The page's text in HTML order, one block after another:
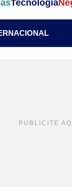
Tecnologia
PUBLICITE